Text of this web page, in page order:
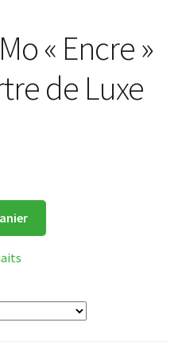
« Encre »
de Luxe